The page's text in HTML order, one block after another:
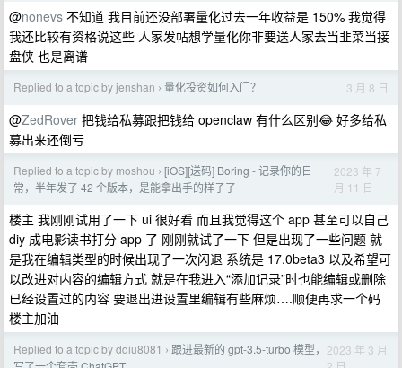
@nonevs 不知道 我目前还没部署量化过去一年收益是 150% 我觉得
我还比较有资格说这些 人家发帖想学量化你非要送人家去当韭菜当接
盘侠 也是离谱
Replied to a topic by jenshan › 量化投资如何入门？ 3 月 8 日
@ZedRover 把钱给私募跟把钱给 openclaw 有什么区别😂 好多给私
募出来还倒亏
Replied to a topic by moshou › [iOS][送码] Boring - 记录你的日
常，半年发了 42 个版本，是能拿出手的样子了
2023 年 7
月 11 日
楼主 我刚刚试用了一下 ui 很好看 而且我觉得这个 app 甚至可以自己
diy 成电影读书打分 app 了 刚刚就试了一下 但是出现了一些问题 就
是我在编辑类型的时候出现了一次闪退 系统是 17.0beta3 以及希望可
以改进对内容的编辑方式 就是在我进入“添加记录”时也能编辑或删除
已经设置过的内容 要退出进设置里编辑有些麻烦….顺便再求一个码
楼主加油
Replied to a topic by ddiu8081 › 跟进最新的 gpt-3.5-turbo 模型， 2023 年 3 月